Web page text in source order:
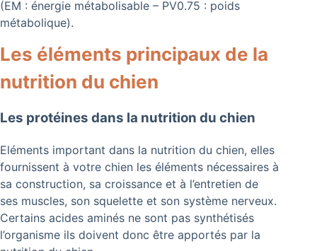
(EM : énergie métabolisable – PV0.75 : poids
métabolique).
Les éléments principaux de la
nutrition du chien
Les protéines dans la nutrition du chien
Eléments important dans la nutrition du chien, elles
fournissent à votre chien les éléments nécessaires à
sa construction, sa croissance et à l’entretien de
ses muscles, son squelette et son système nerveux.
Certains acides aminés ne sont pas synthétisés
l’organisme ils doivent donc être apportés par la